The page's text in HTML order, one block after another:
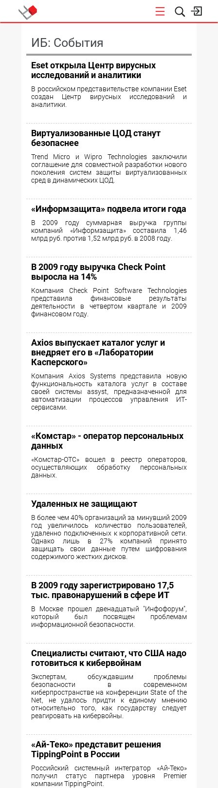
ИБ: События
Eset открыла Центр вирусных
исследований и аналитики
В российском представительстве компании Eset
создан Центр вирусных исследований и
аналитики.
Виртуализованные ЦОД станут
безопаснее
Trend Micro и Wipro Technologies заключили
соглашение для совместной разработки нового
поколения систем защиты виртуализованных
сред в динамических ЦОД.
«Информзащита» подвела итоги года
В 2009 году суммарная выручка группы
компаний «Информзащита» составила 1,46
млрд руб. против 1,52 млрд руб. в 2008 году.
В 2009 году выручка Check Point
выросла на 14%
Компания Check Point Software Technologies
представила финансовые результаты
деятельности в четвертом квартале и 2009
финансовом году.
Axios выпускает каталог услуг и
внедряет его в «Лаборатории
Каcперского»
Компания Axios Systems представила новую
функциональность каталога услуг в составе
своей системы assyst, предназначенной для
автоматизации процессов управления ИТ-
сервисами.
«Комстар» - оператор персональных
данных
«Комстар-ОТС» вошел в реестр операторов,
осуществляющих обработку персональных
данных.
Удаленных не защищают
В более чем 40% организаций за минувший 2009
год увеличилось количество пользователей,
удаленно подключенных к корпоративной сети.
Однако лишь в 27% компаний принято
защищать свои данные путем шифрования
содержимого жестких дисков.
В 2009 году зарегистрировано 17,5
тыс. правонарушений в сфере ИТ
В Москве прошел двенадцатый "Инфофорум",
который был посвящен проблемам
информационной безопасности.
Специалисты считают, что США надо
готовиться к кибервойнам
Экспертам, обсуждавшим проблемы
безопасности в современном
киберпространстве на конференции State of the
Net, не удалось придти к единому мнению
относительно того, как государству следует
реагировать на кибервойны.
«Ай-Теко» представит решения
TippingPoint в России
Российский системный интегратор «Ай-Теко»
получил статус партнера уровня Premier
компании TippingPoint.